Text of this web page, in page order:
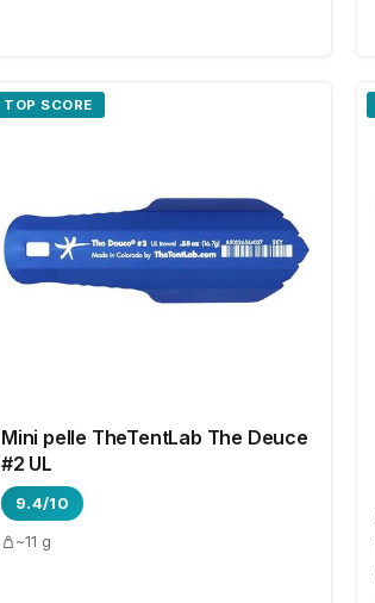
TOP SCORE
Mini pelle TheTentLab The Deuce
#2 UL
9.4/10
~11 g